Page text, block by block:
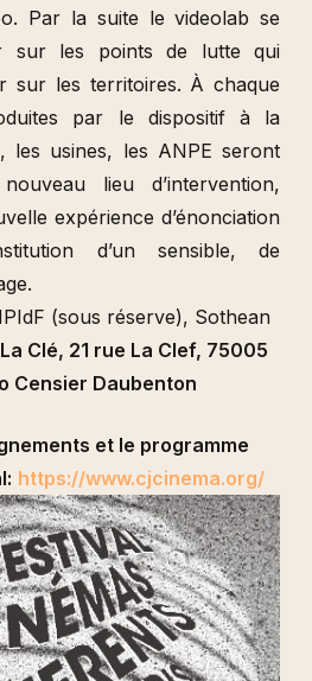
Par la suite le videolab se
sur les points de lutte qui
sur les territoires. À chaque
par le dispositif à la
les usines, les ANPE seront
lieu d’intervention,
expérience d’énonciation
d’un sensible, de
(sous réserve), Sothean
Clé, 21 rue La Clef, 75005
Censier Daubenton
et le programme
https://www.cjcinema.org/